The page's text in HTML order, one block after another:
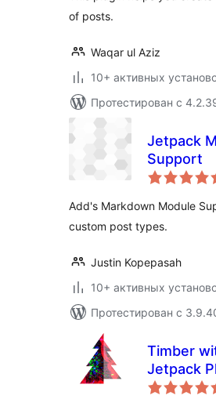
of posts.
Waqar ul Aziz
10+ активных
Протестирован с
Jetpack
Support
Add's Markdown Module
custom post types.
Justin Kopepasah
10+ активных
Протестирован с
Timber
Jetpack